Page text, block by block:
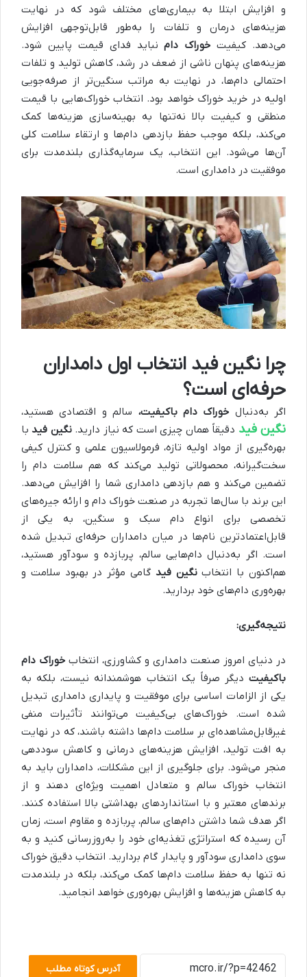
و افزایش ابتلا به بیماری‌های مختلف شود که در نهایت
هزینه‌های درمان و تلفات را به‌طور قابل‌توجهی افزایش
می‌دهد. کیفیت خوراک دام نباید فدای قیمت پایین شود.
هزینه‌های پنهان ناشی از ضعف در رشد، کاهش تولید و تلفات
احتمالی دام‌ها، در نهایت به مراتب سنگین‌تر از صرفه‌جویی
اولیه در خرید خوراک خواهد بود. انتخاب خوراک‌هایی با قیمت
منطقی و کیفیت بالا نه‌تنها به بهینه‌سازی هزینه‌ها کمک
می‌کند، بلکه موجب حفظ بازدهی دام‌ها و ارتقاء سلامت کلی
آن‌ها می‌شود. این انتخاب، یک سرمایه‌گذاری بلندمدت برای
موفقیت در دامداری است.
چرا نگین فید انتخاب اول دامداران
حرفه‌ای است؟
اگر به‌دنبال خوراک دام باکیفیت، سالم و اقتصادی هستید،
نگین فید دقیقاً همان چیزی است که نیاز دارید.نگین فیدبا
بهره‌گیری از مواد اولیه تازه، فرمولاسیون علمی و کنترل کیفی
سخت‌گیرانه، محصولاتی تولید می‌کند که هم سلامت دام را
تضمین می‌کند و هم بازدهی دامداری شما را افزایش می‌دهد.
این برند با سال‌ها تجربه در صنعت خوراک دام و ارائه جیره‌های
تخصصی برای انواع دام سبک و سنگین، به یکی از
قابل‌اعتمادترین نام‌ها در میان دامداران حرفه‌ای تبدیل شده
است. اگر به‌دنبال دام‌هایی سالم، پربازده و سودآور هستید،
هم‌اکنون با انتخابنگین فید گامی مؤثر در بهبود سلامت و
بهره‌وری دام‌های خود بردارید.
نتیجه‌گیری:
در دنیای امروز صنعت دامداری و کشاورزی، انتخاب خوراک دام
باکیفیت دیگر صرفاً یک انتخاب هوشمندانه نیست، بلکه به
یکی از الزامات اساسی برای موفقیت و پایداری دامداری تبدیل
شده است. خوراک‌های بی‌کیفیت می‌توانند تأثیرات منفی
غیرقابل‌مشاهده‌ای بر سلامت دام‌ها داشته باشند، که در نهایت
به افت تولید، افزایش هزینه‌های درمانی و کاهش سوددهی
منجر می‌شود. برای جلوگیری از این مشکلات، دامداران باید به
انتخاب خوراک سالم و متعادل اهمیت ویژه‌ای دهند و از
برندهای معتبر و با استانداردهای بهداشتی بالا استفاده کنند.
اگر هدف شما داشتن دام‌های سالم، پربازده و مقاوم است، زمان
آن رسیده که استراتژی تغذیه‌ای خود را به‌روزرسانی کنید و به
سوی دامداری سودآور و پایدار گام بردارید. انتخاب دقیق خوراک
نه تنها به حفظ سلامت دام‌ها کمک می‌کند، بلکه در بلندمدت
به کاهش هزینه‌ها و افزایش بهره‌وری خواهد انجامید.
آدرس کوتاه مطلب